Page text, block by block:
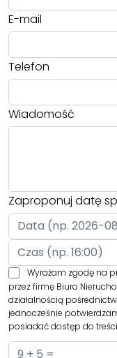
E-mail
Telefon
Wiadomość
Zaproponuj datę
Wyrażam zgodę na
przez firmę Biuro
działalnością
jednocześnie
posiadać dostęp do